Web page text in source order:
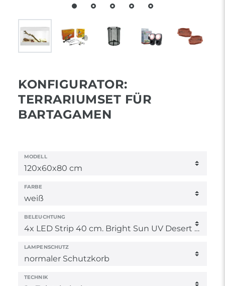
KONFIGURATOR:
TERRARIUMSET FÜR
BARTAGAMEN
MODELL
FARBE
BELEUCHTUNG
LAMPENSCHUTZ
TECHNIK